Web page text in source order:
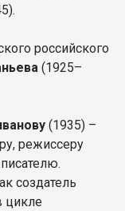
российского
(1925–
(1935) –
режиссеру
создатель
цикле